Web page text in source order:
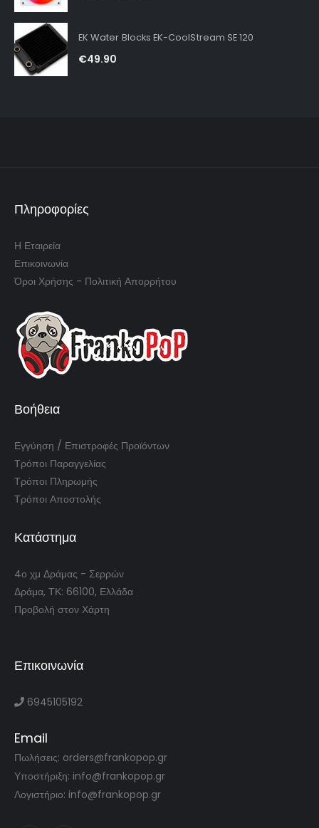
EK Water Blocks EK-CoolStream SE 120
€49.90
Πληροφορίες
Η Εταιρεία
Επικοινωνία
Όροι Χρήσης - Πολιτική Απορρήτου
Βοήθεια
Εγγύηση / Επιστροφές Προϊόντων
Τρόποι Παραγγελίας
Τρόποι Πληρωμής
Τρόποι Αποστολής
Κατάστημα
4ο χμ Δράμας - Σερρών
Δράμα, ΤΚ: 66100, Ελλάδα
Προβολή στον Χάρτη
Επικοινωνία
6945105192
Email
Πωλήσεις: orders@frankopop.gr
Υποστήριξη: info@frankopop.gr
Λογιστήριο: info@frankopop.gr